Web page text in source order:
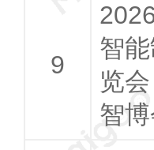
智
览
智